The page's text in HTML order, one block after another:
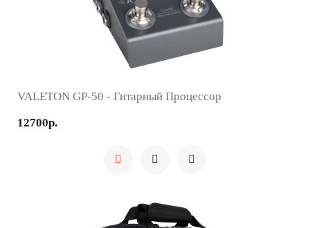
VALETON GP-50 - Гитарный Процессор
12700р.